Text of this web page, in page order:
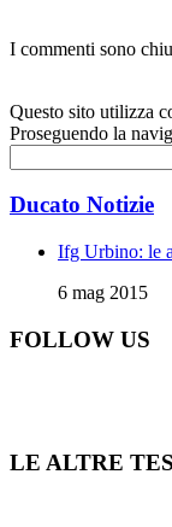
I commenti sono
Questo sito utilizza
Proseguendo la
Ducato Notizie
Ifg Urbino: le
6 mag 2015
FOLLOW US
LE ALTRE